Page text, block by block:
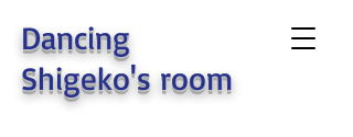
Dancing
Shigeko's room